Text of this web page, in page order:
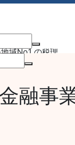
（多治見市・
域No1 の税理
会計・税務はも
スを総合的にサ
務のプロフェッ
務所案内
融事